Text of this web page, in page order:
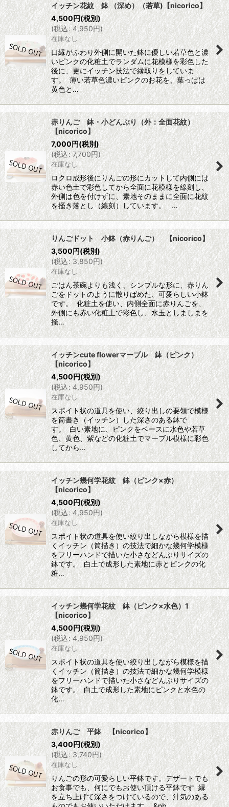
イッチン花紋 鉢 （深め）（若草)【nicorico】
4,500円(税別)
(税込: 4,950円)
在庫なし
口縁がふわり外側に開いた鉢に優しい若草色と濃
いピンクの化粧土でランダムに花模様を彩色した
後に、更にイッチン技法で縁取りをしていま
す。 薄い若草色濃いピンクのお花を、葉っぱは
黄色と…
赤りんご 鉢・小どんぶり（外：全面花紋）
【nicorico】
7,000円(税別)
(税込: 7,700円)
在庫なし
ロクロ成形後にりんごの形にカットして内側には
赤い色土で彩色してから全面に花模様を線刻し、
外側は色を付けずに、素地そのままに全面に花紋
を掻き落とし（線刻）しています。 …
りんごドット 小鉢（赤りんご） 【nicorico】
3,500円(税別)
(税込: 3,850円)
在庫なし
ごはん茶碗よりも浅く、シンプルな形に、赤りん
ごをドットのように散りばめた、可愛らしい小鉢
です。 化粧土を使い、内側全面に赤りんごを、
外側にも赤い化粧土で彩色し、水玉としましまを
掻…
イッチンcute flowerマーブル 鉢（ピンク）
【nicorico】
4,500円(税別)
(税込: 4,950円)
在庫なし
スポイト状の道具を使い、絞り出しの要領で模様
を筒書き（イッチン）した深さのある鉢で
す。 白い素地に、ピンクをベースに水色や若草
色、黄色、紫などの化粧土でマーブル模様に彩色
してから…
イッチン幾何学花紋 鉢（ピンク×赤）
【nicorico】
4,500円(税別)
(税込: 4,950円)
在庫なし
スポイト状の道具を使い絞り出しながら模様を描
くイッチン（筒描き）の技法で細かな幾何学模様
をフリーハンドで描いた小さなどんぶりサイズの
鉢です。 白土で成形した素地に赤とピンクの化
粧…
イッチン幾何学花紋 鉢（ピンク×水色）1
【nicorico】
4,500円(税別)
(税込: 4,950円)
在庫なし
スポイト状の道具を使い絞り出しながら模様を描
くイッチン（筒描き）の技法で細かな幾何学模様
をフリーハンドで描いた小さなどんぶりサイズの
鉢です。 白土で成形した素地にピンクと水色の
化…
赤りんご 平鉢 【nicorico】
3,400円(税別)
(税込: 3,740円)
在庫なし
りんごの形の可愛らしい平鉢です。デザートでも
お食事でも、何にでもお使い頂ける平鉢です 縁
を立ち上げて深さをつけているので、汁気のある